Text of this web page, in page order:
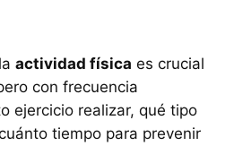
actividad física es crucial
con frecuencia
ejercicio realizar, qué tipo
tiempo para prevenir